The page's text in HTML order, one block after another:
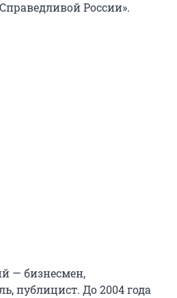
России».
— бизнесмен,
публицист. До 2004 года